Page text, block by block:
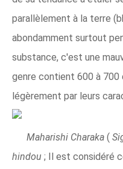
parallèlement à la terre
abondamment surtout
substance, c'est une
genre contient 600 à
légèrement par leurs
Maharishi Charaka (
hindou ; Il est considéré